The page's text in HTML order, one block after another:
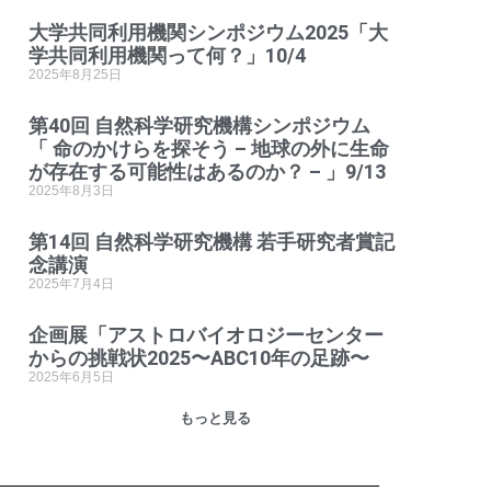
大学共同利用機関シンポジウム2025「大
学共同利用機関って何？」10/4
2025年8月25日
第40回 自然科学研究機構シンポジウム
「 命のかけらを探そう – 地球の外に生命
が存在する可能性はあるのか？ – 」9/13
2025年8月3日
第14回 自然科学研究機構 若手研究者賞記
念講演
2025年7月4日
企画展「アストロバイオロジーセンター
からの挑戦状2025〜ABC10年の足跡〜
2025年6月5日
もっと見る